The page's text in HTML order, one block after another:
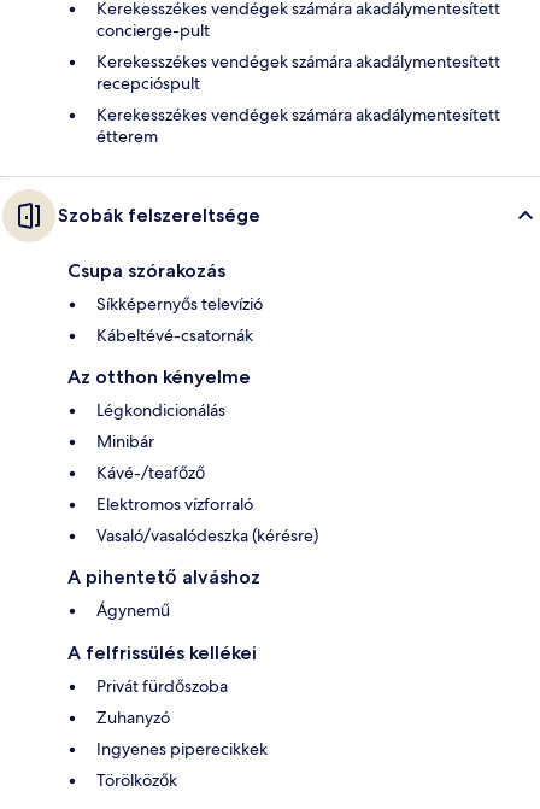
Kerekesszékes vendégek számára akadálymentesített
concierge-pult
Kerekesszékes vendégek számára akadálymentesített
recepcióspult
Kerekesszékes vendégek számára akadálymentesített
étterem
Szobák felszereltsége
Csupa szórakozás
Síkképernyős televízió
Kábeltévé-csatornák
Az otthon kényelme
Légkondicionálás
Minibár
Kávé-/teafőző
Elektromos vízforraló
Vasaló/vasalódeszka (kérésre)
A pihentető alváshoz
Ágynemű
A felfrissülés kellékei
Privát fürdőszoba
Zuhanyzó
Ingyenes piperecikkek
Törölközők